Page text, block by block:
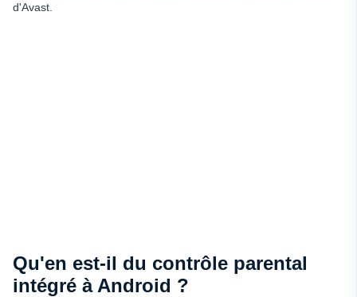
d'Avast.
Qu'en est-il du contrôle parental
intégré à Android ?